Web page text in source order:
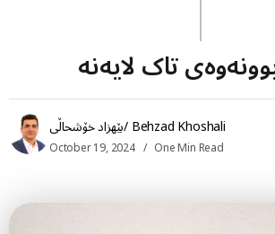
تاک لایەنە
بێهزاد خۆشحاڵی/ Behzad Khoshali
October 19, 2024 One Min Read